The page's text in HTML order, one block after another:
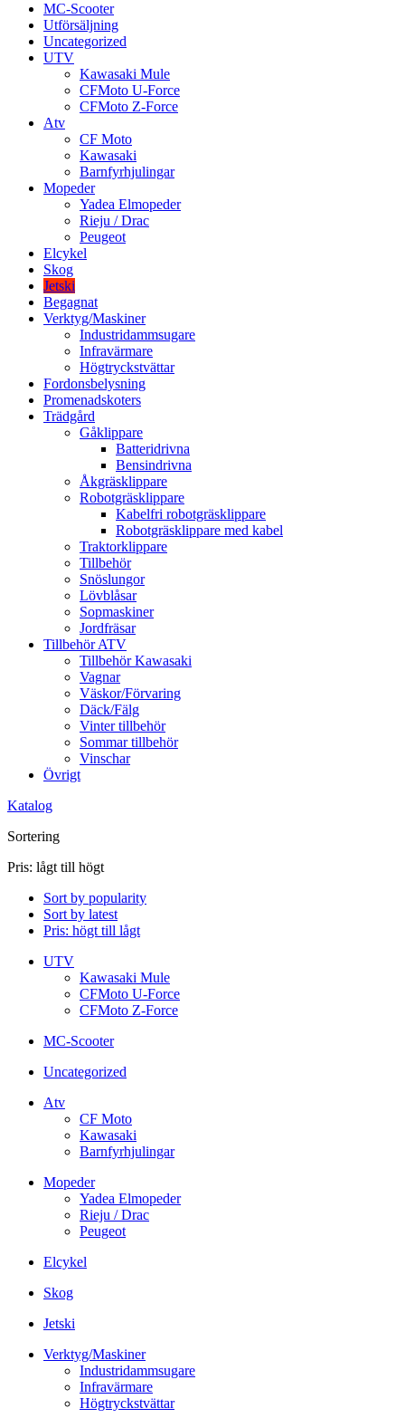
MC-Scooter
Utförsäljning
Uncategorized
UTV
Kawasaki Mule
CFMoto U-Force
CFMoto Z-Force
Atv
CF Moto
Kawasaki
Barnfyrhjulingar
Mopeder
Yadea Elmopeder
Rieju / Drac
Peugeot
Elcykel
Skog
Jetski
Begagnat
Verktyg/Maskiner
Industridammsugare
Infravärmare
Högtryckstvättar
Fordonsbelysning
Promenadskoters
Trädgård
Gåklippare
Batteridrivna
Bensindrivna
Åkgräsklippare
Robotgräsklippare
Kabelfri robotgräsklippare
Robotgräsklippare med kabel
Traktorklippare
Tillbehör
Snöslungor
Lövblåsar
Sopmaskiner
Jordfräsar
Tillbehör ATV
Tillbehör Kawasaki
Vagnar
Väskor/Förvaring
Däck/Fälg
Vinter tillbehör
Sommar tillbehör
Vinschar
Övrigt
Katalog
Sortering
Pris: lågt till högt
Sort by popularity
Sort by latest
Pris: högt till lågt
UTV
Kawasaki Mule
CFMoto U-Force
CFMoto Z-Force
MC-Scooter
Uncategorized
Atv
CF Moto
Kawasaki
Barnfyrhjulingar
Mopeder
Yadea Elmopeder
Rieju / Drac
Peugeot
Elcykel
Skog
Jetski
Verktyg/Maskiner
Industridammsugare
Infravärmare
Högtryckstvättar